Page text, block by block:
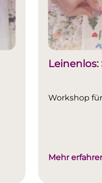
Workshop
Mehr